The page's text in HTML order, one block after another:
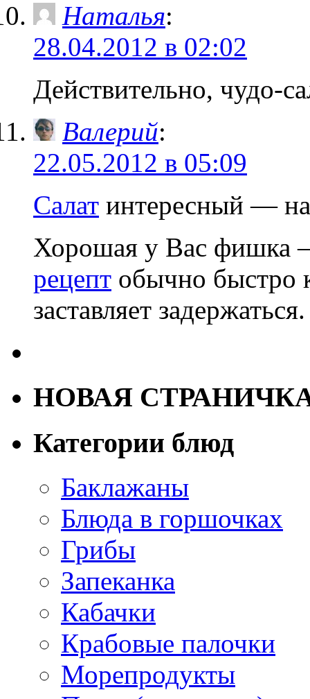
Наталья:
28.04.2012 в 02:02
Действительно, чудо-
Валерий:
22.05.2012 в 05:09
Салат интересный —
Хорошая у Вас фишка
рецепт обычно быстро
заставляет задержаться.
НОВАЯ
Категории блюд
Баклажаны
Блюда в горшочках
Грибы
Запеканка
Кабачки
Крабовые палочки
Морепродукты